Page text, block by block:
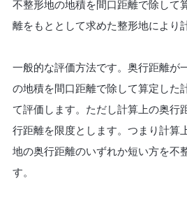
不整形地の地積を間口距離で除して
離をもととして求めた整形地により
一般的な評価方法です。奥行距離が
の地積を間口距離で除して算定した
て評価します。ただし計算上の奥行
行距離を限度とします。つまり計算
地の奥行距離のいずれか短い方を不
す。